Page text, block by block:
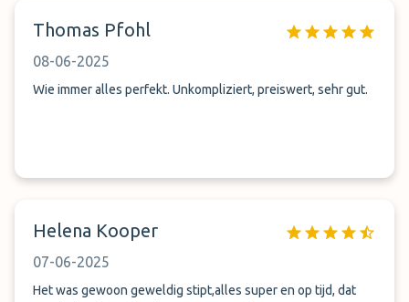
Thomas Pfohl
08-06-2025
Wie immer alles perfekt. Unkompliziert, preiswert, sehr gut.
Helena Kooper
07-06-2025
Het was gewoon geweldig stipt,alles super en op tijd, dat